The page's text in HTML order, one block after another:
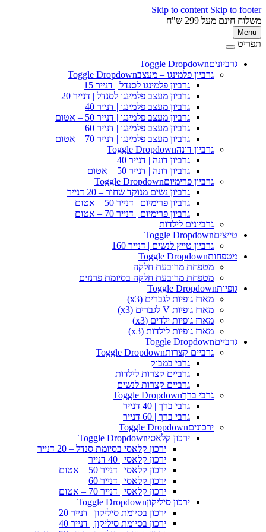
Skip to content Skip to
מעל 299 ש"ח
גרביוניםToggle Dropdown
גרביון פלמינגו – מעצבToggle Dropdown
גרביון פלמינגו לסנדל | דנייר 15
גרביון מעצב פלמינגו לסנדל | דנייר 20
גרביון מעצב פלמינגו | דנייר 40
גרביון מעצב פלמינגו | דנייר 50 – אטום
גרביון מעצב פלמינגו | דנייר 60
גרביון מעצב פלמינגו | דנייר 70 – אטום
גרביון דונהToggle Dropdown
גרביון דונה | דנייר 40
גרביון דונה | דנייר 50 – אטום
גרביון פרימיוםToggle Dropdown
גרביון נשים מנוקד שחור – 20 דנייר
גרביון פרימיום | דנייר 50 – אטום
גרביון פרימיום | דנייר 70 – אטום
גרביונים לילדות
טייצים Toggle Dropdown
גרביון טייץ לנשים | דנייר 160
מטפחותToggle Dropdown
מטפחת מרובעת חלקה
מטפחת מרובעת חלקה בסיומת פרנזים
גופיות
Toggle Dropdown
מארז גופיות לגברים (x3)
מארז גופיות V לגברים (x3)
מארז גופיות ילדים (x3)
מארז גופיות לילדות (x3)
גרביים Toggle Dropdown
גרביים קצרות Toggle Dropdown
גרבי במבוק
גרביים קצרות לילדות
גרביים קצרות לנשים
גרבי ברךToggle Dropdown
גרבי ברך | 40 דנייר
גרבי ברך | 60 דנייר
ירכוניםToggle Dropdown
ירכון קלאסי Toggle Dropdown
ירכון קלאסי בסיומת סנדל – 20 דנייר
ירכון קלאסי | 40 דנייר
ירכון קלאסי | דנייר 50 – אטום
ירכון קלאסי | דנייר 60
ירכון קלאסי | דנייר 70 – אטום
ירכון סיליקוןToggle Dropdown
ירכון בסיומת סיליקון | דנייר 20
ירכון בסיומת סיליקון | דנייר 40